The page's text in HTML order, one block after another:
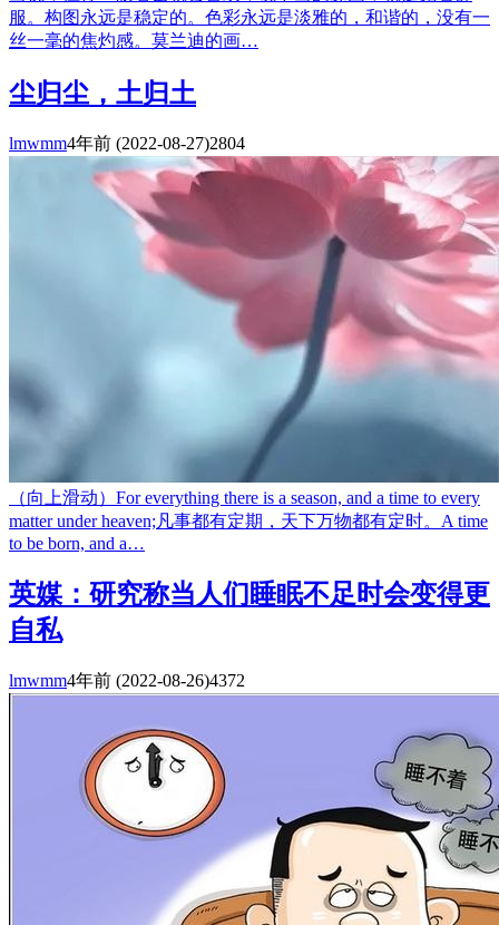
服。构图永远是稳定的。色彩永远是淡雅的，和谐的，没有一
丝一毫的焦灼感。莫兰迪的画…
尘归尘，土归土
lmwmm4年前 (2022-08-27)2804
（向上滑动）For everything there is a season, and a time to every
matter under heaven;凡事都有定期，天下万物都有定时。A time
to be born, and a…
英媒：研究称当人们睡眠不足时会变得更
自私
lmwmm4年前 (2022-08-26)4372